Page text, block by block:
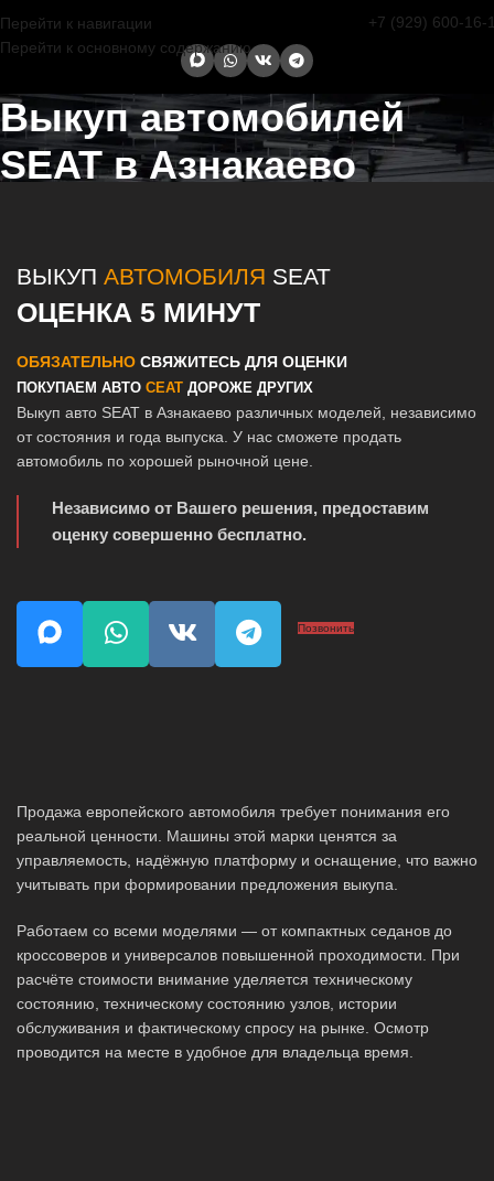
Перейти к навигации
Перейти к основному содержанию
+7 (929) 600-16-
Выкуп автомобилей
SEAT в Азнакаево
ВЫКУП АВТОМОБИЛЯ SEAT
ОЦЕНКА 5 МИНУТ
ОБЯЗАТЕЛЬНО СВЯЖИТЕСЬ ДЛЯ ОЦЕНКИ
ПОКУПАЕМ АВТО СЕАТ ДОРОЖЕ ДРУГИХ
Выкуп авто SEAT в Азнакаево различных моделей, независимо
от состояния и года выпуска. У нас сможете продать
автомобиль по хорошей рыночной цене.
Независимо от Вашего решения, предоставим
оценку совершенно бесплатно.
Позвонить
Продажа европейского автомобиля требует понимания его
реальной ценности. Машины этой марки ценятся за
управляемость, надёжную платформу и оснащение, что важно
учитывать при формировании предложения выкупа.
Работаем со всеми моделями — от компактных седанов до
кроссоверов и универсалов повышенной проходимости. При
расчёте стоимости внимание уделяется техническому
состоянию, техническому состоянию узлов, истории
обслуживания и фактическому спросу на рынке. Осмотр
проводится на месте в удобное для владельца время.